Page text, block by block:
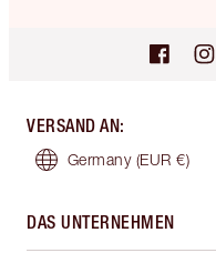
VERSAND AN:
Germany (EUR €)
DAS UNTERNEHMEN